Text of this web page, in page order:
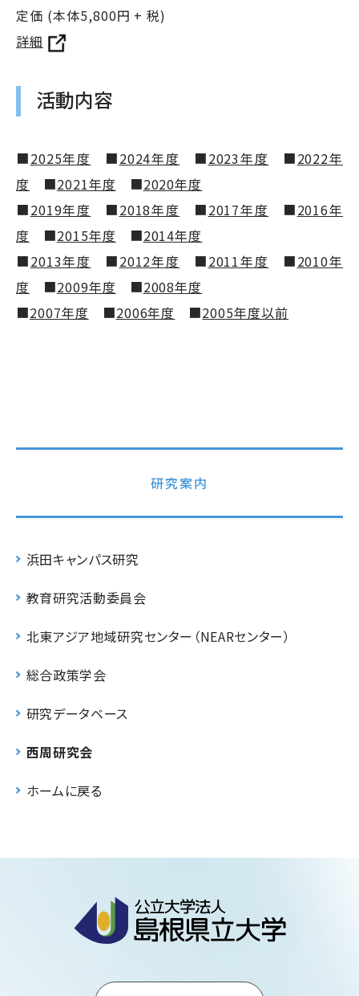
定価 (本体5,800円 + 税)
詳細
活動内容
■2025年度 ■2024年度 ■2023年度 ■2022年
度 ■2021年度 ■2020年度
■2019年度 ■2018年度 ■2017年度 ■2016年
度 ■2015年度 ■2014年度
■2013年度 ■2012年度 ■2011年度 ■2010年
度 ■2009年度 ■2008年度
■2007年度 ■2006年度 ■2005年度以前
研究案内
浜田キャンパス研究
教育研究活動委員会
北東アジア地域研究センター（NEARセンター）
総合政策学会
研究データベース
西周研究会
ホームに戻る